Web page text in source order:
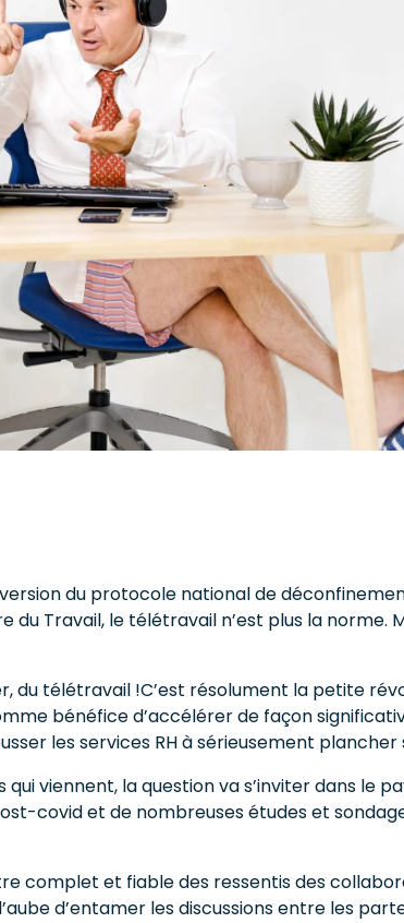
du protocole national de
Travail, le télétravail n’est plus la norme.
du télétravail !C’est résolument la petite
bénéfice d’accélérer de façon
les services RH à sérieusement plancher
viennent, la question va s’inviter dans le
covid et de nombreuses études et
complet et fiable des ressentis des
d’entamer les discussions entre les